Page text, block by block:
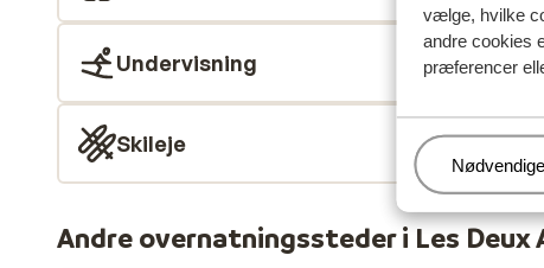
vælge, hvilke
andre cookies
præferencer
Administrer
Nødvendige
Undervisning
Skileje
Andre overnatningssteder i Les Deux